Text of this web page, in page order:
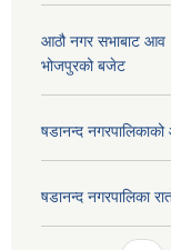
आठौ नगर सभाबाट आव
भोजपुरको बजेट
षडानन्द
षडानन्द नगरपालिका